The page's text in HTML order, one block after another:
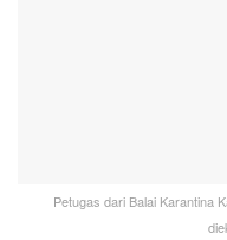
Petugas dari Balai Karantina